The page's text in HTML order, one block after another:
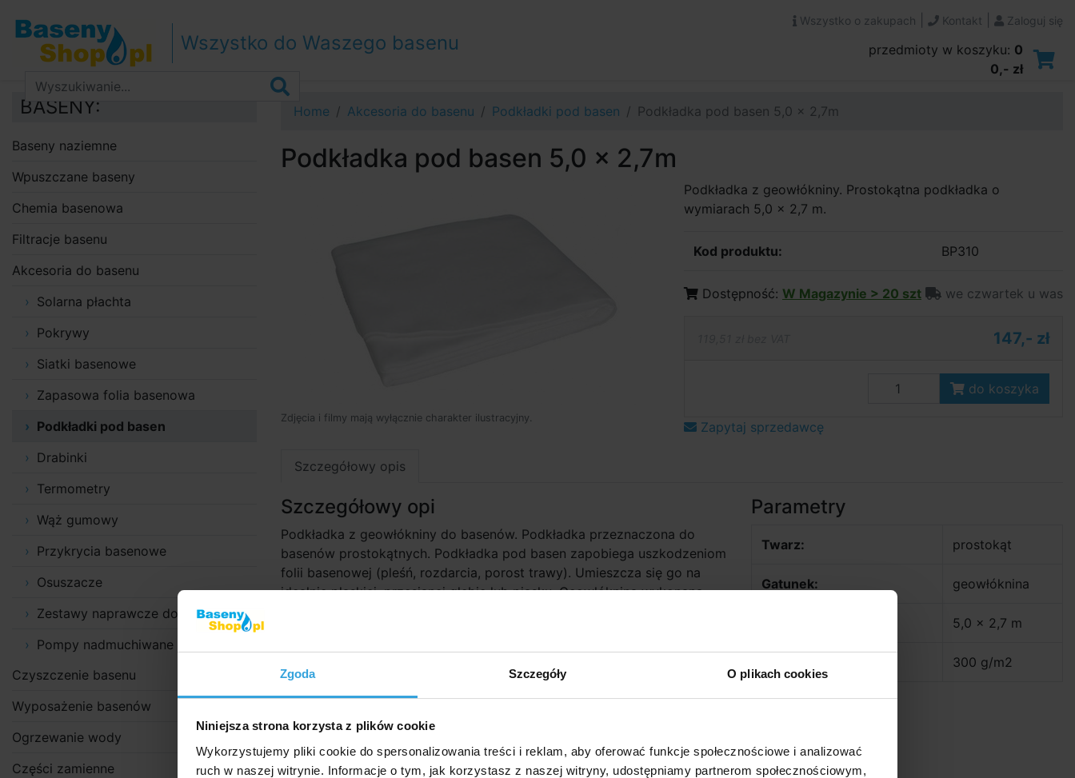
Zgoda Szczegóły O plikach cookies
Niniejsza strona korzysta z plików cookie
Wykorzystujemy pliki cookie do spersonalizowania treści i reklam, aby oferować funkcje społecznościowe i analizować
ruch w naszej witrynie. Informacje o tym, jak korzystasz z naszej witryny, udostępniamy partnerom społecznościowym,
Przejdź do treści
Przejdź do paska bocznegoWszystko do Waszego basenu
Wszystko o zakupach Kontakt Zaloguj się
przedmioty w koszyku: 0
0,- zł
Home Akcesoria do basenu Podkładki pod basen Podkładka pod basen 5,0 x 2,7m
Podkładka pod basen 5,0 x 2,7m
Zdjęcia i filmy mają wyłącznie charakter ilustracyjny.
Podkładka z geowłókniny. Prostokątna podkładka o
wymiarach 5,0 x 2,7 m.
Kod produktu: BP310
Dostępność: W Magazynie > 20 szt we czwartek u was
147,- zł
do koszyka
Zapytaj sprzedawcę
Szczegółowy opis
Szczegółowy opi
Podkładka z geowłókniny do basenów. Podkładka przeznaczona do
basenów prostokątnych. Podkładka pod basen zapobiega uszkodzeniom
folii basenowej (pleśń, rozdarcia, porost trawy). Umieszcza się go na
idealnie płaskiej, przesianej glebie lub piasku. Geowłóknina wykonana
Parametry
Twarz: prostokąt
Gatunek: geowłóknina
5,0 x 2,7 m
300 g/m2
Produkty alternatywne
Podkładka pod basen 3,5 x 2,5m
BASENY:
Baseny naziemne
Wpuszczane baseny
Chemia basenowa
Filtracje basenu
Akcesoria do basenu
Solarna płachta
Pokrywy
Siatki basenowe
Zapasowa folia basenowa
Podkładki pod basen
Drabinki
Termometry
Wąż gumowy
Przykrycia basenowe
Osuszacze
Zestawy naprawcze do klejenia
Pompy nadmuchiwane
Czyszczenie basenu
Wyposażenie basenów
Ogrzewanie wody
Części zamienne